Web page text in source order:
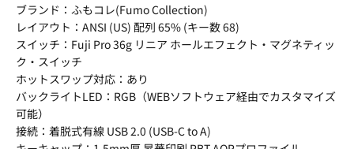
ブランド：ふもコレ(Fumo Collection)
レイアウト：ANSI (US) 配列 65% (キー数 68)
スイッチ：Fuji Pro 36g リニア ホールエフェクト・マグネティッ
ク・スイッチ
ホットスワップ対応：あり
バックライトLED：RGB（WEBソフトウェア経由でカスタマイズ
可能）
接続：着脱式有線 USB 2.0 (USB-C to A)